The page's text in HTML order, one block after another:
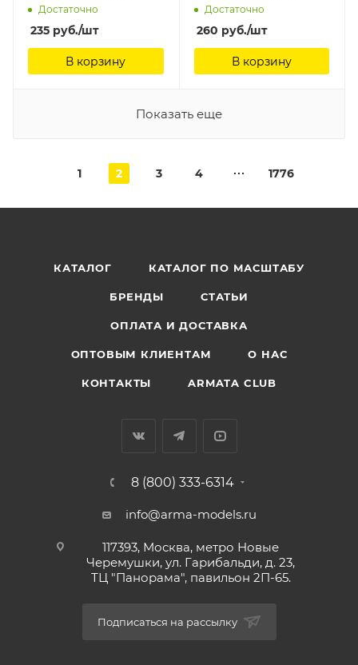
Academy/Minicraft
#1650) + маски на диски
и колеса KV Models
Достаточно
235 руб./шт
В корзину
#DS-005) + маски на
диски и колеса KV
Models
Достаточно
260 руб./шт
В корзину
Показать еще
1 2 3 4 1776
КАТАЛОГ КАТАЛОГ ПО МАСШТАБУ
БРЕНДЫ СТАТЬИ
ОПЛАТА И ДОСТАВКА
ОПТОВЫМ КЛИЕНТАМ О НАС
КОНТАКТЫ ARMATA CLUB
8 (800) 333-6314
info@arma-models.ru
117393, Москва, метро Новые
Черемушки, ул. Гарибальди, д. 23,
ТЦ "Панорама", павильон 2П-65.
Подписаться на рассылку